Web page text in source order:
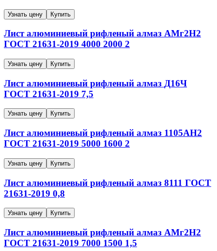
Узнать цену Купить
Лист алюминиевый рифленый алмаз АМг2Н2
ГОСТ 21631-2019 4000 2000 2
Узнать цену Купить
Лист алюминиевый рифленый алмаз Д16Ч
ГОСТ 21631-2019 7,5
Узнать цену Купить
Лист алюминиевый рифленый алмаз 1105АН2
ГОСТ 21631-2019 5000 1600 2
Узнать цену Купить
Лист алюминиевый рифленый алмаз 8111 ГОСТ
21631-2019 0,8
Узнать цену Купить
Лист алюминиевый рифленый алмаз АМг2Н2
ГОСТ 21631-2019 7000 1500 1,5